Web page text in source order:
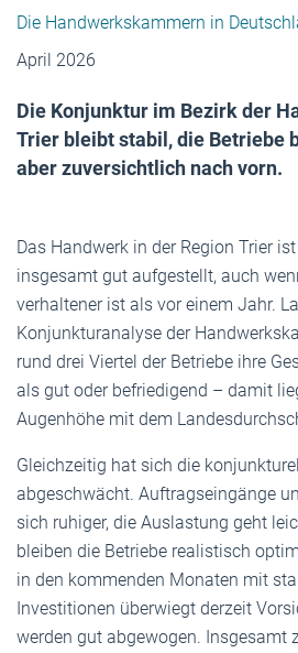
Die Handwerkskammern in
April 2026
Die Konjunktur im Bezirk der
Trier bleibt stabil, die Betriebe
aber zuversichtlich nach vorn.
Das Handwerk in der Region Trier
insgesamt gut aufgestellt, auch
verhaltener ist als vor einem Jahr.
Konjunkturanalyse der
rund drei Viertel der Betriebe ihre
als gut oder befriedigend – damit
Augenhöhe mit dem
Gleichzeitig hat sich die
abgeschwächt. Auftragseingänge
sich ruhiger, die Auslastung geht
bleiben die Betriebe realistisch
in den kommenden Monaten mit
Investitionen überwiegt derzeit
werden gut abgewogen. Insgesamt